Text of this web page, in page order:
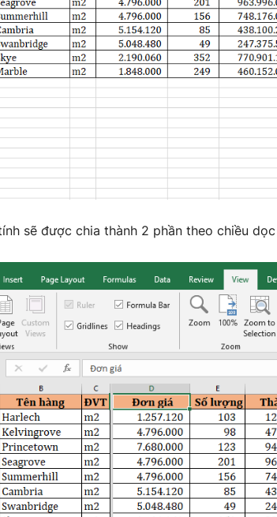
sẽ được chia thành 2 phần theo chiều